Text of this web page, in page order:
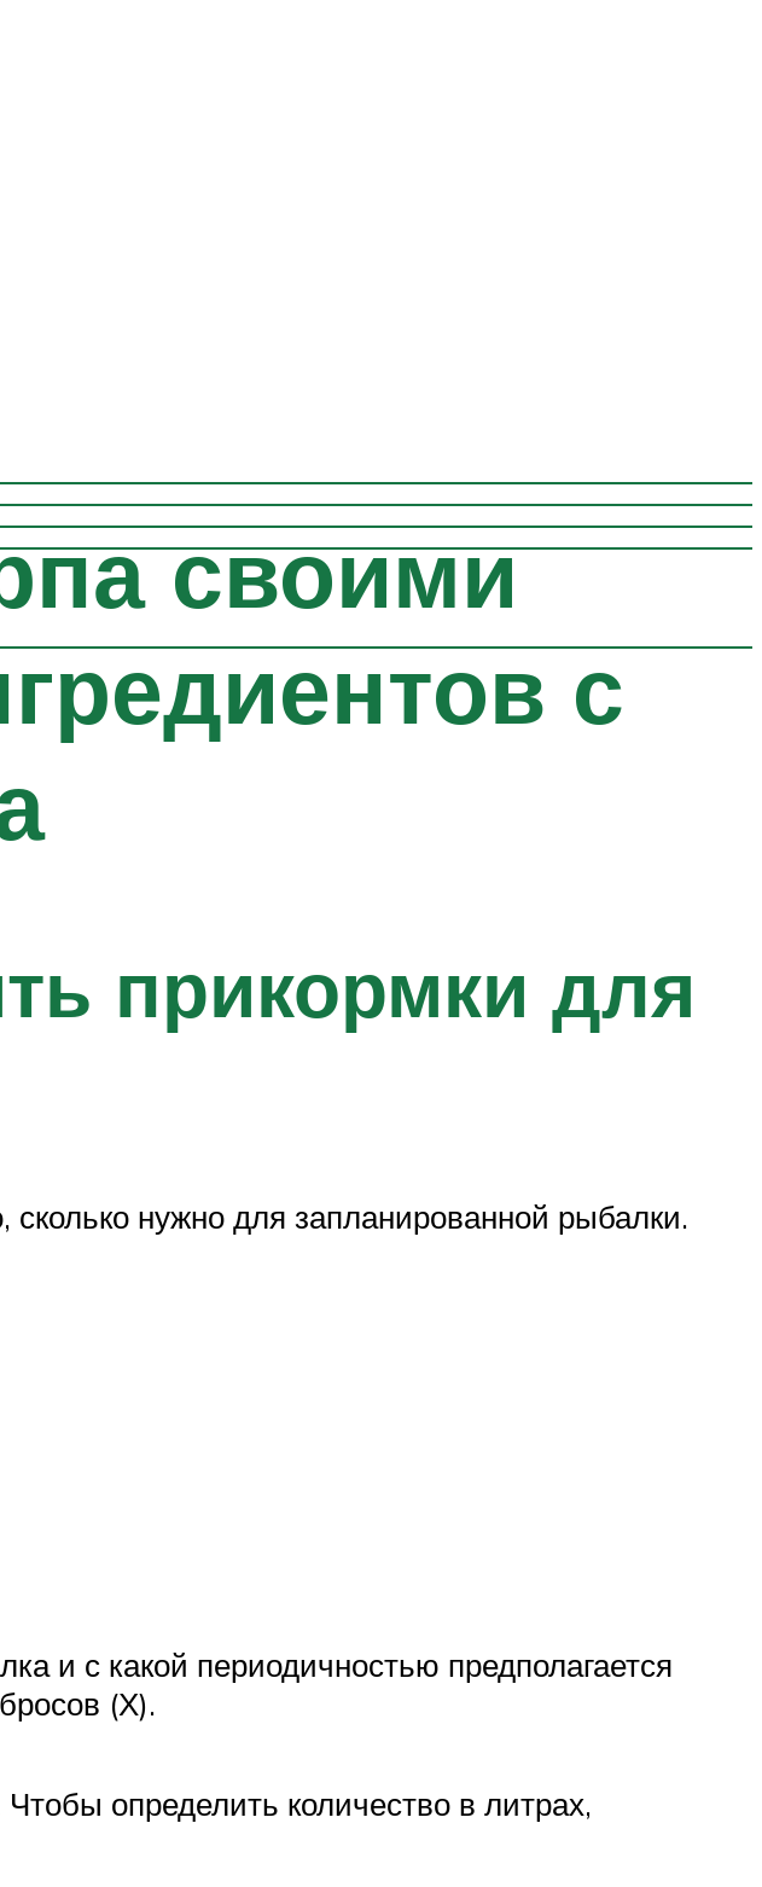
своими
с
прикормки для
нужно для запланированной рыбалки.
и с какой периодичностью предполагается
(Х).
определить количество в литрах,